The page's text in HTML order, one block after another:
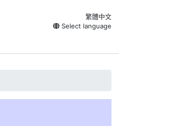
繁體中文
Select language